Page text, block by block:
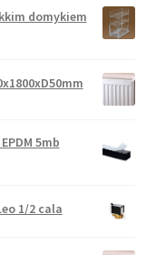
domykiem
5mb
1/2 cala